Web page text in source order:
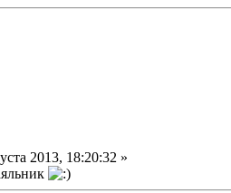
2013, 18:20:32 »